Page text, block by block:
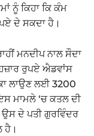
ਨੂੰ ਕਿਹਾ ਕਿ ਕੰਮ
ਦੇ ਸਕਦਾ ਹੈ।
ਮਨਦੀਪ ਨਾਲ ਸੌਦਾ
ਰੁਪਏ ਐਡਵਾਂਸ
ਲਾਉਣ ਲਈ 3200
ਮਾਮਲੇ ‘ਚ ਕਤਲ ਦੀ
ਉਸ ਦੇ ਪਤੀ ਗੁਰਵਿੰਦਰ
ਹੈ।